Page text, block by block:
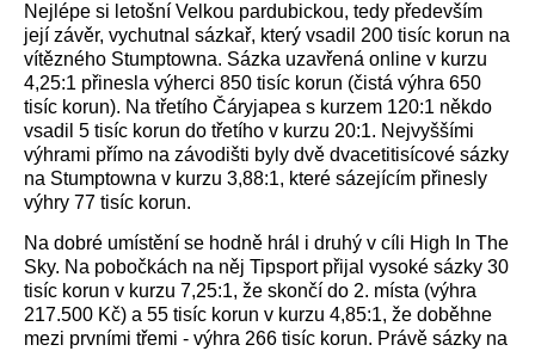
Nejlépe si letošní Velkou pardubickou, tedy především
její závěr, vychutnal sázkař, který vsadil 200 tisíc korun na
vítězného Stumptowna. Sázka uzavřená online v kurzu
4,25:1 přinesla výherci 850 tisíc korun (čistá výhra 650
tisíc korun). Na třetího Čáryjapea s kurzem 120:1 někdo
vsadil 5 tisíc korun do třetího v kurzu 20:1. Nejvyššími
výhrami přímo na závodišti byly dvě dvacetitisícové sázky
na Stumptowna v kurzu 3,88:1, které sázejícím přinesly
výhry 77 tisíc korun.
Na dobré umístění se hodně hrál i druhý v cíli High In The
Sky. Na pobočkách na něj Tipsport přijal vysoké sázky 30
tisíc korun v kurzu 7,25:1, že skončí do 2. místa (výhra
217.500 Kč) a 55 tisíc korun v kurzu 4,85:1, že doběhne
mezi prvními třemi - výhra 266 tisíc korun. Právě sázky na